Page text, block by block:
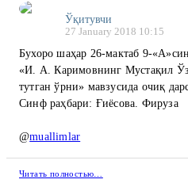
Ўқитувчи
27 January 2018 10:15
Бухоро шаҳар 26-мактаб 9-
«И. А. Каримовнинг Мустақил
тутган ўрни» мавзусида очиқ
Синф раҳбари: Ғиёсова. Фируза
@muallimlar
Читать полностью…